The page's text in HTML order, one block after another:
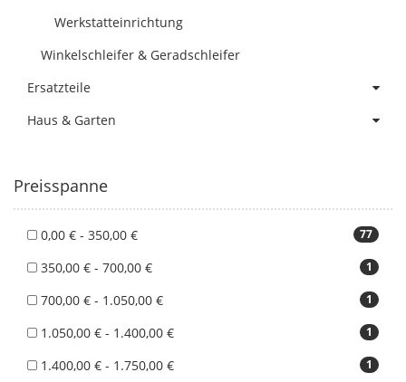
Werkstatteinrichtung
Winkelschleifer & Geradschleifer
Ersatzteile
Haus & Garten
Preisspanne
77
0,00 € - 350,00 €
1
350,00 € - 700,00 €
1
700,00 € - 1.050,00 €
1
1.050,00 € - 1.400,00 €
1
1.400,00 € - 1.750,00 €